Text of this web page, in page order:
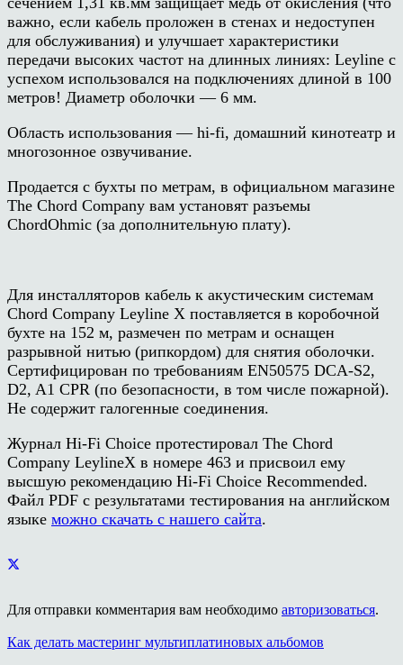
важно, если кабель проложен в стенах и недоступен
для обслуживания) и улучшает характеристики
передачи высоких частот на длинных линиях: Leyline с
успехом использовался на подключениях длиной в 100
метров! Диаметр оболочки — 6 мм.
Область использования — hi-fi, домашний кинотеатр и
многозонное озвучивание.
Продается с бухты по метрам, в официальном магазине
The Chord Company вам установят разъемы
ChordOhmic (за дополнительную плату).
Для инсталляторов кабель к акустическим системам
Chord Company Leyline X поставляется в коробочной
бухте на 152 м, размечен по метрам и оснащен
разрывной нитью (рипкордом) для снятия оболочки.
Сертифицирован по требованиям EN50575 DCA-S2,
D2, A1 CPR (по безопасности, в том числе пожарной).
Не содержит галогенные соединения.
Журнал Hi-Fi Choice протестировал The Chord
Company LeylineX в номере 463 и присвоил ему
высшую рекомендацию Hi-Fi Choice Recommended.
Файл PDF с результатами тестирования на английском
языке можно скачать с нашего сайта.
Для отправки комментария вам необходимо авторизоваться.
Как делать мастеринг мультиплатиновых альбомов